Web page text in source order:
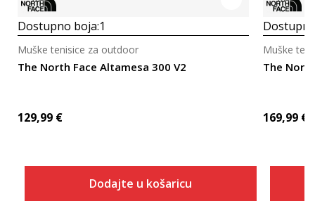
Dostupno boja:1
The North Face Altamesa 300 V2
Muške tenisice za outdoor
129,99 €
Dodajte u košaricu
The North
Muške
169,99 €